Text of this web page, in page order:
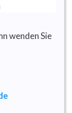
wenden Sie